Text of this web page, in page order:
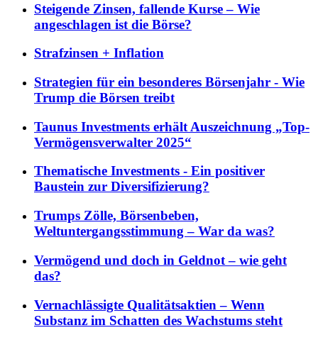
Steigende Zinsen, fallende Kurse – Wie
angeschlagen ist die Börse?
Strafzinsen + Inflation
Strategien für ein besonderes Börsenjahr - Wie
Trump die Börsen treibt
Taunus Investments erhält Auszeichnung „Top-
Vermögensverwalter 2025“
Thematische Investments - Ein positiver
Baustein zur Diversifizierung?
Trumps Zölle, Börsenbeben,
Weltuntergangsstimmung – War da was?
Vermögend und doch in Geldnot – wie geht
das?
Vernachlässigte Qualitätsaktien – Wenn
Substanz im Schatten des Wachstums steht